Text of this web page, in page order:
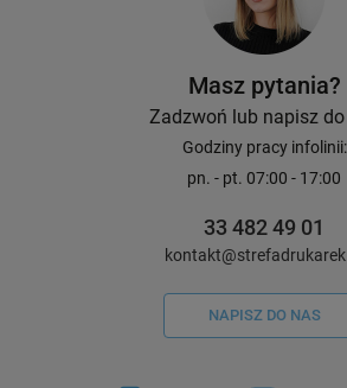
Masz pytania?
Zadzwoń lub napisz
Godziny pracy infolinii:
pn. - pt. 07:00 - 17:00
33 482 49 01
NAPISZ DO NAS